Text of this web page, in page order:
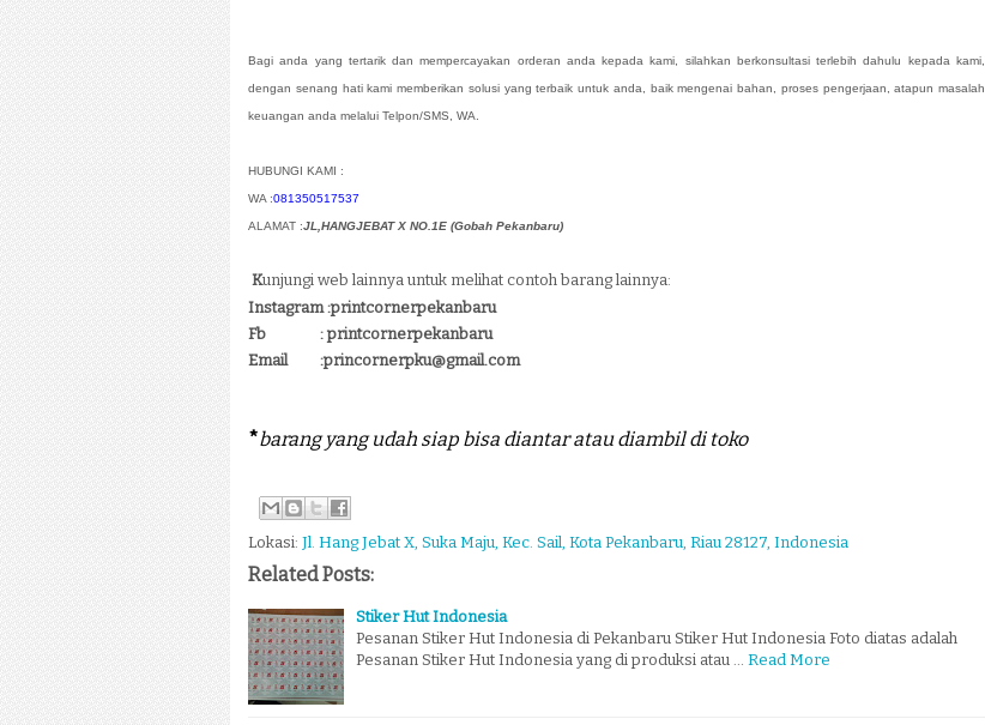
Bagi anda yang tertarik dan mempercayakan orderan anda kepada kami, silahkan berkonsultasi terlebih dahulu kepada kami,
dengan senang hati kami memberikan solusi yang terbaik untuk anda, baik mengenai bahan, proses pengerjaan, atapun masalah
keuangan anda melalui Telpon/SMS, WA.
HUBUNGI KAMI :
WA :081350517537
ALAMAT :JL,HANGJEBAT X NO.1E (Gobah Pekanbaru)
Kunjungi web lainnya untuk melihat contoh barang lainnya:
Instagram :printcornerpekanbaru
Fb : printcornerpekanbaru
Email :princornerpku@gmail.com
*barang yang udah siap bisa diantar atau diambil di toko
Lokasi: Jl. Hang Jebat X, Suka Maju, Kec. Sail, Kota Pekanbaru, Riau 28127, Indonesia
Related Posts:
Stiker Hut Indonesia
Pesanan Stiker Hut Indonesia di Pekanbaru Stiker Hut Indonesia Foto diatas adalah
Pesanan Stiker Hut Indonesia yang di produksi atau … Read More